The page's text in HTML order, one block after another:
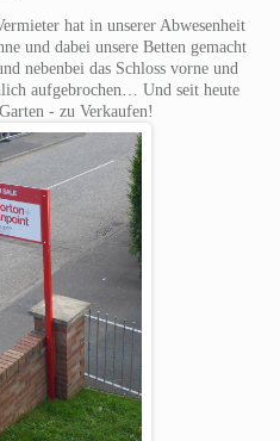
hat in unserer Abwesenheit
und dabei unsere Betten gemacht
nebenbei das Schloss vorne und
aufgebrochen… Und seit heute
- zu Verkaufen!